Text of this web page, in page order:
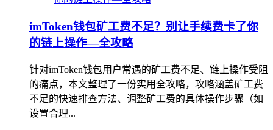
imToken钱包矿工费不足？别让手续费卡了你
的链上操作—全攻略
针对imToken钱包用户常遇的矿工费不足、链上操作受阻
的痛点，本文整理了一份实用全攻略，攻略涵盖矿工费
不足的快速排查方法、调整矿工费的具体操作步骤（如
设置合理...